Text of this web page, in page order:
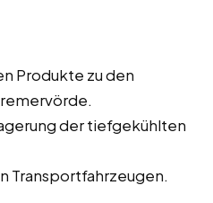
Produkte zu den
der tiefgekühlten
Transportfahrzeugen.